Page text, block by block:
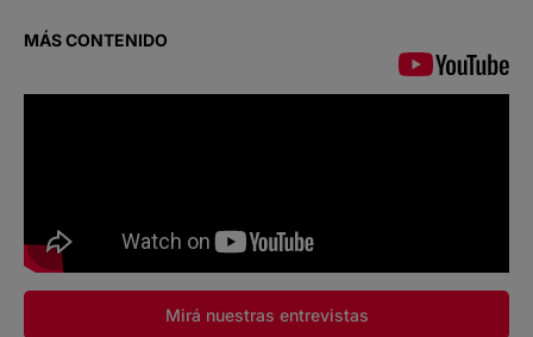
MÁS CONTENIDO
Mirá nuestras entrevistas